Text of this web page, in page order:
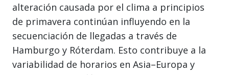
alteración causada por el clima a principios
de primavera continúan influyendo en la
secuenciación de llegadas a través de
Hamburgo y Róterdam. Esto contribuye a la
variabilidad de horarios en Asia–Europa y